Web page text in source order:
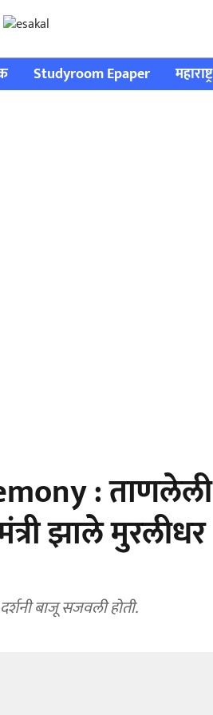
Studyroom Epaper महाराष्ट्र
: ताणलेली
झाले मुरलीधर
बाजू सजवली होती.